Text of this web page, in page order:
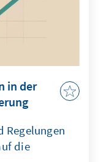
in der
Regelungen
die